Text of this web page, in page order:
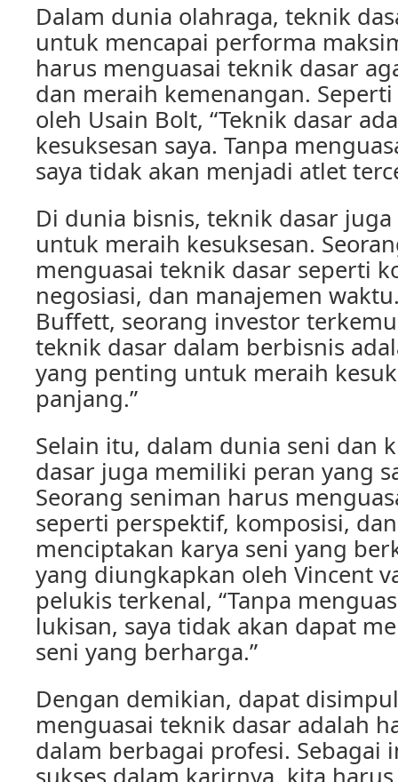
Dalam dunia olahraga, teknik
untuk mencapai performa
harus menguasai teknik dasar
dan meraih kemenangan.
oleh Usain Bolt, “Teknik dasar
kesuksesan saya. Tanpa
saya tidak akan menjadi atlet
Di dunia bisnis, teknik dasar
untuk meraih kesuksesan.
menguasai teknik dasar seperti
negosiasi, dan manajemen
Buffett, seorang investor
teknik dasar dalam berbisnis
yang penting untuk meraih
panjang.”
Selain itu, dalam dunia seni dan
dasar juga memiliki peran yang
Seorang seniman harus
seperti perspektif, komposisi,
menciptakan karya seni yang
yang diungkapkan oleh Vincent
pelukis terkenal, “Tanpa
lukisan, saya tidak akan dapat
seni yang berharga.”
Dengan demikian, dapat
menguasai teknik dasar adalah
dalam berbagai profesi. Sebagai
sukses dalam karirnya, kita